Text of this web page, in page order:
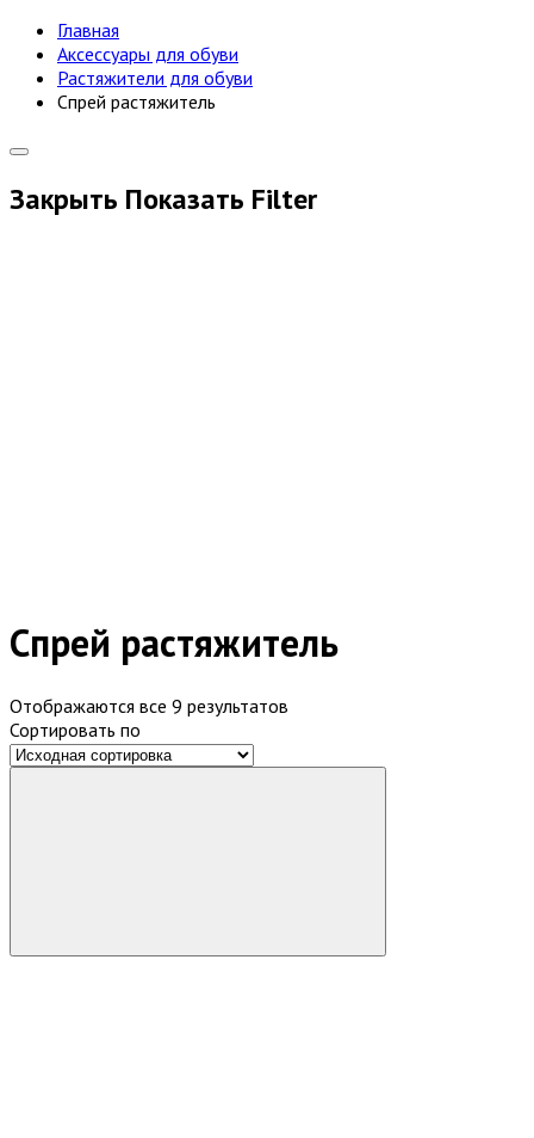
Главная
Аксессуары для обуви
Растяжители для обуви
Спрей растяжитель
Закрыть Показать Filter
Спрей растяжитель
Отображаются все 9 результатов
Сортировать по